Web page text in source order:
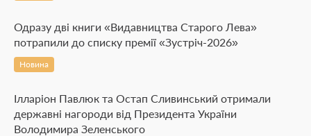
Одразу дві книги «Видавництва Старого Лева»
потрапили до списку премії «Зустріч-2026»
Новина
Ілларіон Павлюк та Остап Сливинський отримали
державні нагороди від Президента України
Володимира Зеленського